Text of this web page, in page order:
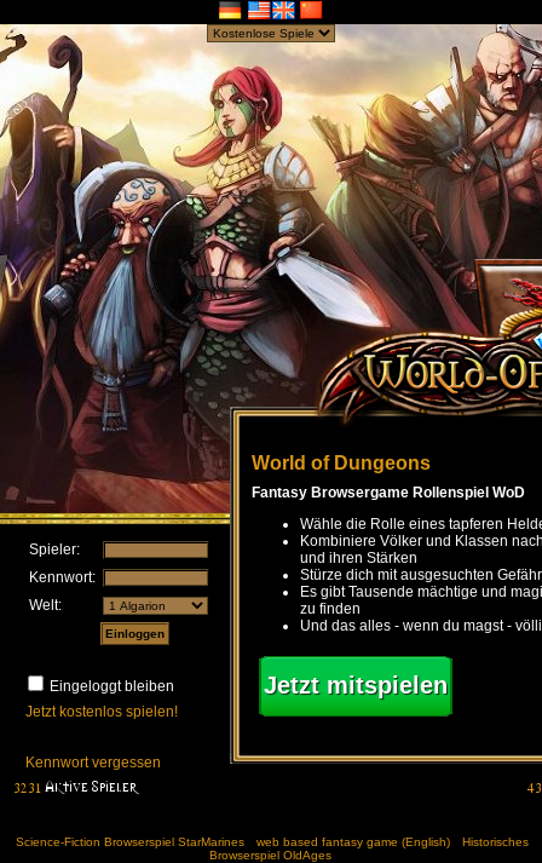
Spieler:
Kennwort:
Welt:
Eingeloggt bleiben
Jetzt kostenlos spielen!
Kennwort vergessen
World of Dungeons
Fantasy Browsergame Rollenspiel WoD
Wähle die Rolle eines tapferen
Kombiniere Völker und Klassen
und ihren Stärken
Stürze dich mit ausgesuchten
Es gibt Tausende mächtige und
zu finden
Und das alles - wenn du magst -
Jetzt mitspielen
Science-Fiction Browserspiel StarMarines web based fantasy game (English)
Historisches
Browserspiel OldAges